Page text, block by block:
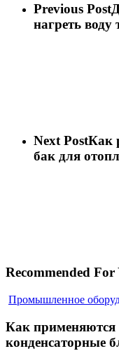
Previous Post
нагреть воду
Next PostКак
бак для
Recommended For
Промышленное
Как применяются
конденсаторные